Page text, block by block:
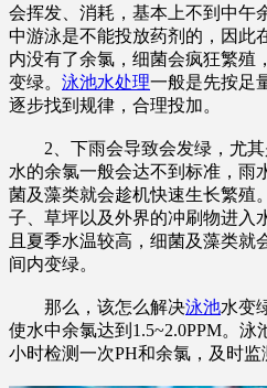
会挥发、消耗，基本上不到中午
中游泳是不能投放药剂的，因此
内没有了余氯，细菌会疯狂繁殖
变绿。 泳池水处理一般是先按足
逐步找到规律，合理投加。
2、下雨会导致会发绿，尤其
水的余氯一般会达不到标准，雨
菌及藻类就会趁机快速生长繁殖
子、草坪以及外界的冲刷物进入
且夏季水温较高，细菌及藻类就
间内变绿。
那么，该怎么解决泳池水变
使水中余氯达到1.5~2.0PPM。
小时检测一次PH和余氯，及时监